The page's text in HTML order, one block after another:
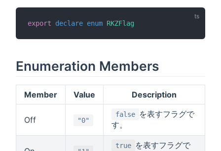
export declare enum RKZFlag
Enumeration Members
Member Value Description
Off "0"
false
を表すフラグで
す。
true
を表すフラグで